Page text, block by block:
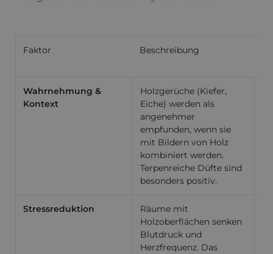
Faktor Beschreibung
Wahrnehmung &
Kontext
Holzgerüche (Kiefer,
Eiche) werden als
angenehmer
empfunden, wenn sie
mit Bildern von Holz
kombiniert werden.
Terpenreiche Düfte sind
besonders positiv.
Stressreduktion
Räume mit
Holzoberflächen senken
Blutdruck und
Herzfrequenz. Das